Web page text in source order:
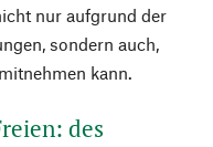
nur aufgrund der
sondern auch,
kann.
des